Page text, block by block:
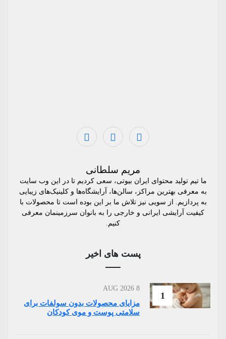
مریم سلطانی
ما تیم تولید محتوای ایران بیوتی، سعی کردیم تا در این وب سایت
به معرفی بهترین مراکز، سالن‌ها، آرایشگاه‌ها و کلینیک‌های زیبایی
به پردازیم. از سویی نیز تلاش ما بر این بوده است تا محصولات با
کیفیت آرایشی ایرانی و خارجی را به بانوان سرزمینمان معرفی
کنیم.
پست های اخیر
1
8 AUG 2026
مزایای محصولات بدون سولفات برای
سلامتی پوست و موی کودکان